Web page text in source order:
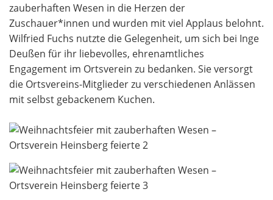
zauberhaften Wesen in die Herzen der
Zuschauer*innen und wurden mit viel Applaus belohnt.
Wilfried Fuchs nutzte die Gelegenheit, um sich bei Inge
Deußen für ihr liebevolles, ehrenamtliches
Engagement im Ortsverein zu bedanken. Sie versorgt
die Ortsvereins-Mitglieder zu verschiedenen Anlässen
mit selbst gebackenem Kuchen.